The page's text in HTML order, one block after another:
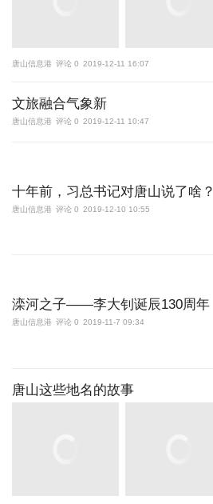
唐山信息港 评论 0 2019-12-11 16:07
文旅融合气象新
唐山信息港 评论 0 2019-12-11 10:47
十年前，习总书记对唐山说了啥？
唐山信息港 评论 0 2019-12-10 10:55
滦河之子——李大钊诞辰130周年
唐山信息港 评论 0 2019-11-7 09:34
唐山这些地名的故事